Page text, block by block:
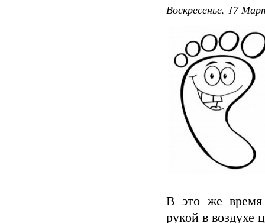
Воскресенье, 17
В это же время
рукой в воздухе